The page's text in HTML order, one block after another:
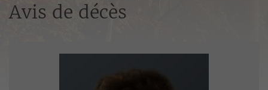
Avis de décès